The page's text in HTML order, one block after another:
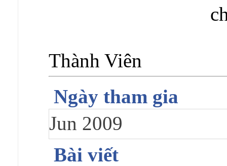
Thành Viên
Ngày tham gia
Jun 2009
Bài viết